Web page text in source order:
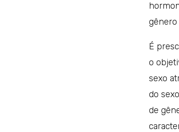
gênero
É
o
sexo
do
de